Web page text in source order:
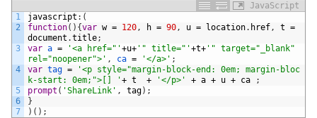
JavaScript
1
2
3
4
5
6
7
javascript : (
function( ) {var w = 120, h = 90, u = location. href, t =
document .title;
var a = '<a href="'+u+ '" title="'+t+ '" target="_blank"
rel="noopener">' , ca = '</a>' ;
var tag =
'<p style="margin-block-end: 0em; margin-bloc
k-start: 0em;">[] '+ t + '</p>' + a + u + ca
;
prompt ( 'ShareLink' , tag) ;
}
) ( ) ;